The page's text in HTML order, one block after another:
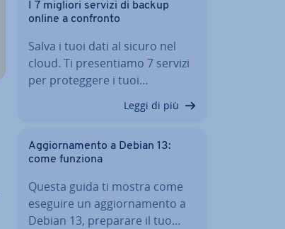
I 7 migliori servizi di backup
online a confronto
Salva i tuoi dati al sicuro nel
cloud. Ti pre­sen­tia­mo 7 servizi
per pro­teg­ge­re i tuoi…
Leggi di più
Ag­gior­na­men­to a Debian 13:
come funziona
Questa guida ti mostra come
eseguire un ag­gior­na­men­to a
Debian 13, preparare il tuo…